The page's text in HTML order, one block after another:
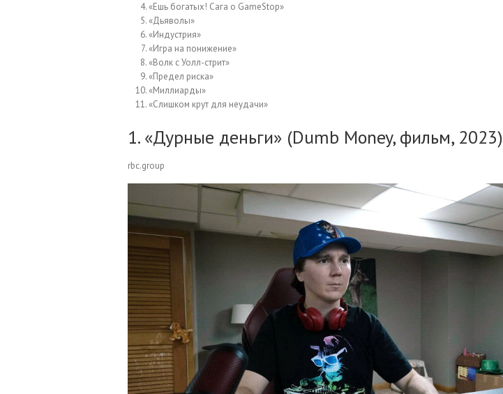
«Ешь богатых! Сага о GameStop»
«Дьяволы»
«Индустрия»
«Игра на понижение»
«Волк с Уолл-стрит»
«Предел риска»
«Миллиарды»
«Слишком крут для неудачи»
1. «Дурные деньги» (Dumb Money, фильм, 2023)
rbc.group